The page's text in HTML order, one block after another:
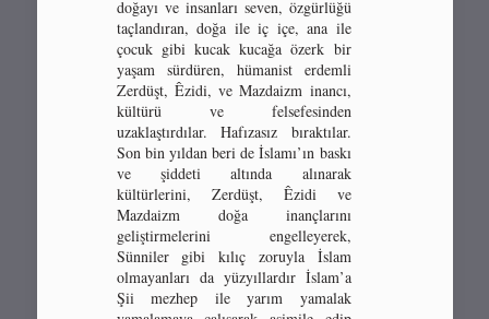
doğayı ve insanları seven, özgürlüğü
taçlandıran, doğa ile iç içe, ana ile
çocuk gibi kucak kucağa özerk bir
yaşam sürdüren, hümanist erdemli
Zerdüşt, Êzidi, ve Mazdaizm inancı,
kültürü ve felsefesinden
uzaklaştırdılar. Hafızasız bıraktılar.
Son bin yıldan beri de İslamı’ın baskı
ve şiddeti altında alınarak
kültürlerini, Zerdüşt, Êzidi ve
Mazdaizm doğa inançlarını
geliştirmelerini engelleyerek,
Sünniler gibi kılıç zoruyla İslam
olmayanları da yüzyıllardır İslam’a
Şii mezhep ile yarım yamalak